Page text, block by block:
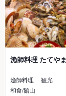
漁師料理 たてやま
漁師料理 観光
和食/館山